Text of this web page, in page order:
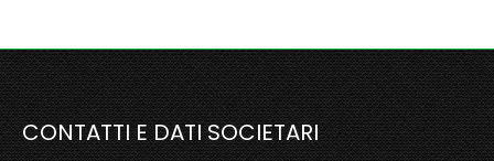
CONTATTI E DATI SOCIETARI